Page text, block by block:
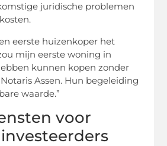
juridische problemen
eerste huizenkoper het
mijn eerste woning in
kunnen kopen zonder
Assen. Hun begeleiding
waarde.”
voor